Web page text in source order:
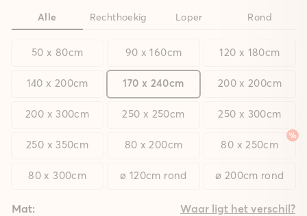
Alle Rechthoekig Loper Rond
50 x 80cm 90 x 160cm 120 x 180cm
140 x 200cm 170 x 240cm 200 x 200cm
200 x 300cm 250 x 250cm 250 x 300cm
250 x 350cm 80 x 200cm 80 x 250cm
80 x 300cm ø 120cm rond ø 200cm rond
Mat: Waar ligt het verschil?